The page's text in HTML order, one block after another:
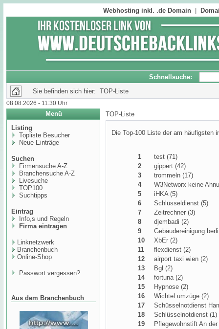
Webhosting inkl. .de Domain
Schnellsuche:
Sie befinden sich hier: TOP-Liste
08.08.2026 - 11:30 Uhr
Menü
Listing
Topliste Besucher
Neue Einträge
Suchen
Firmensuche A-Z
Branchensuche A-Z
Livesuche
TOP100
Suchtipps
Eintrag
Info,s und Regeln
Firma eintragen
Linknetzwerk
Branchenbuch
Online-Shop
Passwort vergessen?
Aus dem Branchenbuch
TOP-Liste
Die Top-100 Liste der am häufigsten
1
test (71)
2
gippert (42)
3
trommeln (17)
4
W3Networx keine
5
iHKA (5)
6
Schlüsseldienst (5)
7
Zeitrechner (3)
8
djembadi (2)
9
Gebäudereinigung
10
XbEr (2)
11
flexdienst (2)
12
airport taxi wien (2)
13
Bgl (2)
14
fortuna (2)
15
Hypnose (2)
16
Wichtel umzüge (2)
17
Schüsselnotdienst
18
Schlüsselnotdienst (1)
19
Pflegewohnstift An